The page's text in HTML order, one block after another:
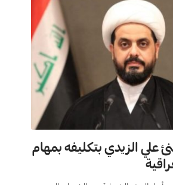
علي الزيدي بتكليفه بمهام